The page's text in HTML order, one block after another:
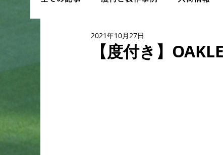
【度付き】
2021年10月27日